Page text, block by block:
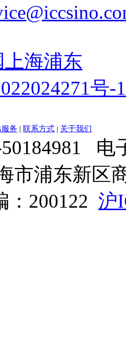
海浦东
号-1
服务 | 联系方式 | 关于我们
电
市浦东新区
200122 沪